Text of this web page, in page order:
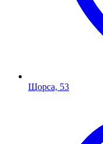
Щорса, 53